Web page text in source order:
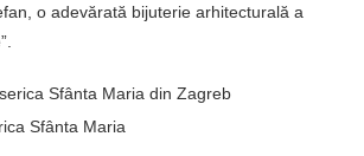
o adevărată bijuterie arhitecturală a
Sfânta Maria